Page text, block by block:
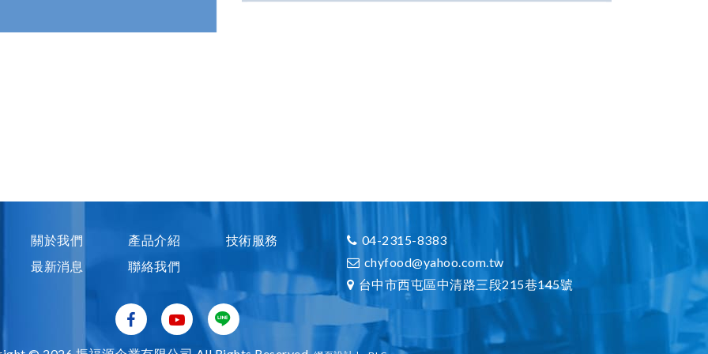
關於我們 產品介紹
技術服務
最新消息
聯絡我們
04-2315-8383
chyfood@yahoo.com.tw
台中市西屯區中清路三段215巷145號